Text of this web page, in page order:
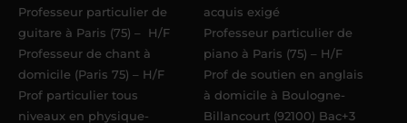
Professeur particulier de
guitare à Paris (75) – H/F
Professeur de chant à
domicile (Paris 75) – H/F
Prof particulier tous
niveaux en physique-
acquis exigé
Professeur particulier de
piano à Paris (75) – H/F
Prof de soutien en anglais
à domicile à Boulogne-
Billancourt (92100) Bac+3